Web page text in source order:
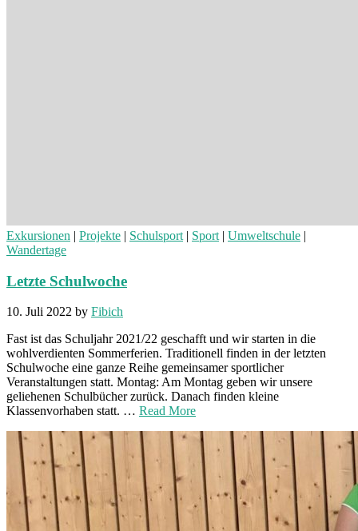
Exkursionen | Projekte | Schulsport | Sport | Umweltschule |
Wandertage
Letzte Schulwoche
10. Juli 2022 by Fibich
Fast ist das Schuljahr 2021/22 geschafft und wir starten in die
wohlverdienten Sommerferien. Traditionell finden in der letzten
Schulwoche eine ganze Reihe gemeinsamer sportlicher
Veranstaltungen statt. Montag: Am Montag geben wir unsere
geliehenen Schulbücher zurück. Danach finden kleine
Klassenvorhaben statt. … Read More